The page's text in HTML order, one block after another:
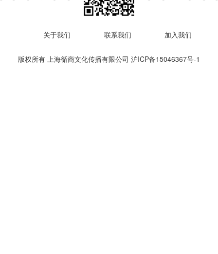
关于我们 联系我们 加入我们
版权所有 上海循商文化传播有限公司 沪ICP备15046367号-1